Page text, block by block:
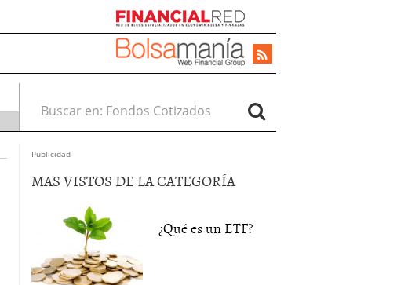
Buscar en:
Publicidad
MAS VISTOS DE LA CATEGORÍA
¿Qué es un ETF?